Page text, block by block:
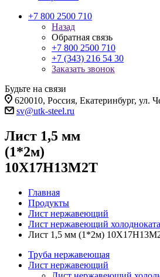
+7 800 2500 710
Назад
Обратная связь
+7 800 2500 710
+7 (343) 216 54 30
Заказать звонок
Будьте на связи
620010, Россия, Екатеринбург, ул.
sv@utk-steel.ru
Лист 1,5 мм
(1*2м)
10Х17Н13М2Т
Главная
Продукты
Лист нержавеющий
Лист нержавеющий
Лист 1,5 мм (1*2м)
Труба нержавеющая
Лист нержавеющий